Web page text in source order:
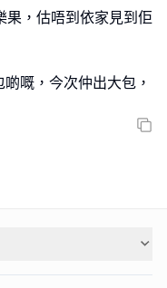
果，估唔到依家見到佢
嘅，今次仲出大包，